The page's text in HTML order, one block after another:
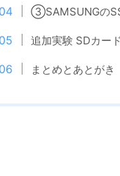
③SAMSUNGの
追加実験 SDカー
まとめとあとがき